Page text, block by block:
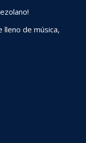
lleno de música,